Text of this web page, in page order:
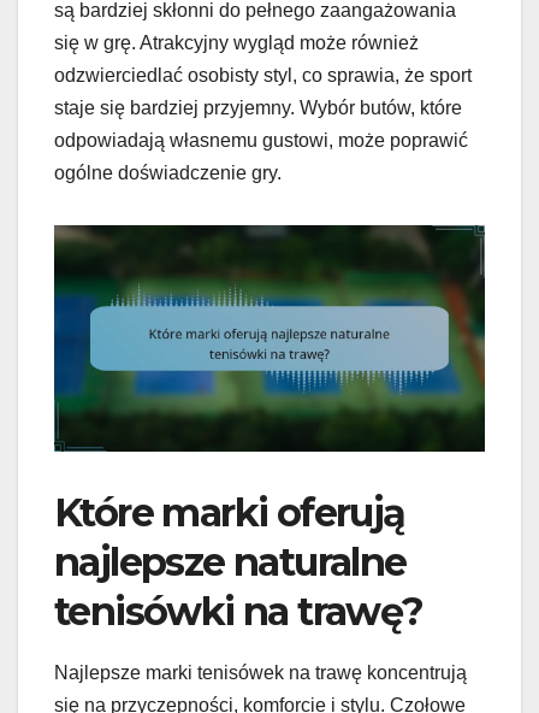
są bardziej skłonni do pełnego zaangażowania
się w grę. Atrakcyjny wygląd może również
odzwierciedlać osobisty styl, co sprawia, że sport
staje się bardziej przyjemny. Wybór butów, które
odpowiadają własnemu gustowi, może poprawić
ogólne doświadczenie gry.
Które marki oferują
najlepsze naturalne
tenisówki na trawę?
Najlepsze marki tenisówek na trawę koncentrują
się na przyczepności, komforcie i stylu. Czołowe